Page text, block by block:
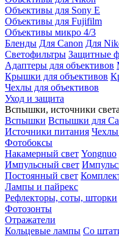
Объективы для Sony E
Объективы для Fujifilm
Объективы микро 4/3
Бленды Для Canon Для
Светофильтры Защитные
Адаптеры для объективов
Крышки для объективов
Чехлы для объективов
Уход и защита
Вспышки, источники света
Вспышки Вспышки для
Источники питания
Фотобоксы
Накамерный свет Yongnuo
Импульсный свет
Постоянный свет
Лампы и пайрекс
Рефлекторы, соты, шторки
Фотозонты
Отражатели
Кольцевые лампы Со